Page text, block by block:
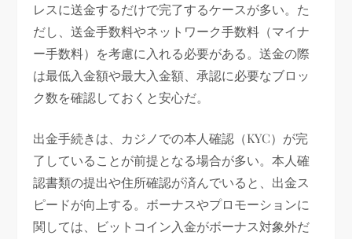
レスに送金するだけで完了するケースが多い。た
だし、送金手数料やネットワーク手数料（マイナ
ー手数料）を考慮に入れる必要がある。送金の際
は最低入金額や最大入金額、承認に必要なブロッ
ク数を確認しておくと安心だ。
出金手続きは、カジノでの本人確認（KYC）が完
了していることが前提となる場合が多い。本人確
認書類の提出や住所確認が済んでいると、出金ス
ピードが向上する。ボーナスやプロモーションに
関しては、ビットコイン入金がボーナス対象外だ